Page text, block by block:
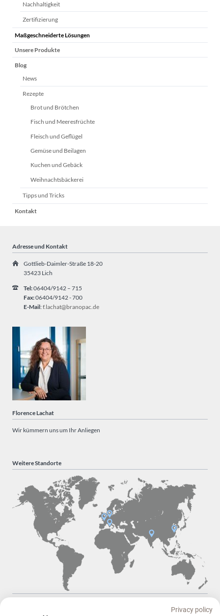
Nachhaltigkeit
Zertifizierung
Maßgeschneiderte Lösungen
Unsere Produkte
Blog
News
Rezepte
Brot und Brötchen
Fisch und Meeresfrüchte
Fleisch und Geflügel
Gemüse und Beilagen
Kuchen und Gebäck
Weihnachtsbäckerei
Tipps und Tricks
Kontakt
Adresse und Kontakt
Gottlieb-Daimler-Straße 18-20
35423 Lich
Tel:06404/9142 – 715
Fax:06404/9142 - 700
E-Mail:f.lachat@branopac.de
Florence Lachat
Wir kümmern uns um Ihr Anliegen
Weitere Standorte
Privacy policy